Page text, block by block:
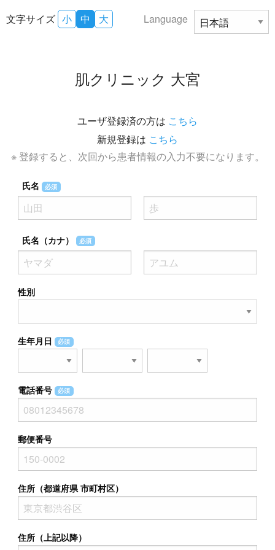
文字サイズ 小 中 大 Language
肌クリニック 大宮
ユーザ登録済の方は こちら
新規登録は こちら
※ 登録すると、次回から患者情報の入力不要になります。
氏名 必須
氏名（カナ） 必須
性別
生年月日 必須
電話番号 必須
郵便番号
住所（都道府県 市町村区）
住所（上記以降）